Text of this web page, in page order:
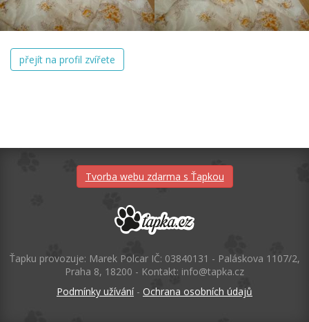
přejít na profil zvířete
Tvorba webu zdarma s Ťapkou
Ťapku provozuje: Marek Polcar IČ: 03840131 - Paláskova 1107/2,
Praha 8, 18200 - Kontakt: info@tapka.cz
Podmínky užívání- Ochrana osobních údajů